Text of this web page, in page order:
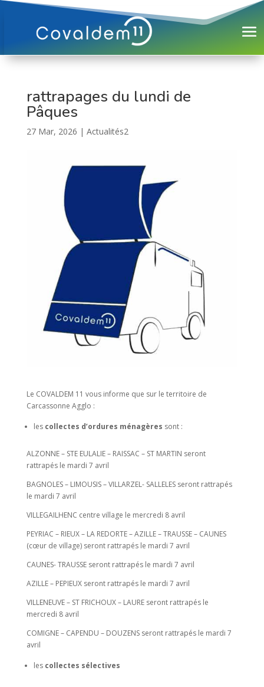
rattrapages du lundi de
Pâques
27 Mar, 2026 | Actualités2
Le COVALDEM 11 vous informe que sur le territoire de
Carcassonne Agglo :
les collectes d’ordures ménagères sont :
ALZONNE – STE EULALIE – RAISSAC – ST MARTIN seront
rattrapés le mardi 7 avril
BAGNOLES – LIMOUSIS – VILLARZEL- SALLELES seront rattrapés
le mardi 7 avril
VILLEGAILHENC centre village le mercredi 8 avril
PEYRIAC – RIEUX – LA REDORTE – AZILLE – TRAUSSE – CAUNES
(cœur de village) seront rattrapés le mardi 7 avril
CAUNES- TRAUSSE seront rattrapés le mardi 7 avril
AZILLE – PEPIEUX seront rattrapés le mardi 7 avril
VILLENEUVE – ST FRICHOUX – LAURE seront rattrapés le
mercredi 8 avril
COMIGNE – CAPENDU – DOUZENS seront rattrapés le mardi 7
avril
les collectes sélectives